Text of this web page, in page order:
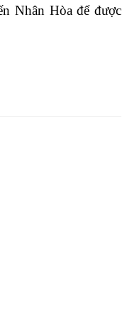
Nhân Hòa để được